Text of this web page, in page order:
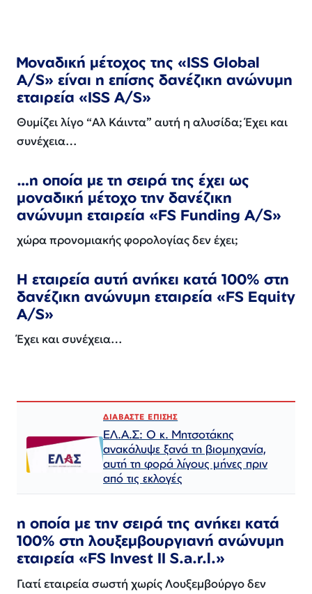
Μοναδική μέτοχος της «ISS Global
A/S» είναι η επίσης δανέζικη ανώνυμη
εταιρεία «ISS A/S»
Θυμίζει λίγο “Αλ Κάιντα” αυτή η αλυσίδα; Έχει και
συνέχεια…
…η οποία με τη σειρά της έχει ως
μοναδική μέτοχο την δανέζικη
ανώνυμη εταιρεία «FS Funding A/S»
χώρα προνομιακής φορολογίας δεν έχει;
Η εταιρεία αυτή ανήκει κατά 100% στη
δανέζικη ανώνυμη εταιρεία «FS Equity
A/S»
Έχει και συνέχεια…
ΔΙΑΒΑΣΤΕ ΕΠΙΣΗΣ
ΕΛ.Α.Σ: Ο κ. Μητσοτάκης
ανακάλυψε ξανά τη βιομηχανία,
αυτή τη φορά λίγους μήνες πριν
από τις εκλογές
η οποία με την σειρά της ανήκει κατά
100% στη λουξεμβουργιανή ανώνυμη
εταιρεία «FS Invest II S.a.r.l.»
Γιατί εταιρεία σωστή χωρίς Λουξεμβούργο δεν